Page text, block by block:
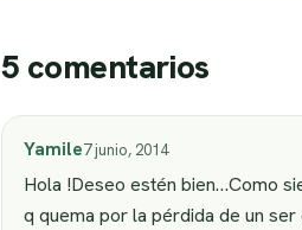
5 comentarios
Yamile7 junio, 2014
Hola !Deseo estén bien…Como
q quema por la pérdida de un